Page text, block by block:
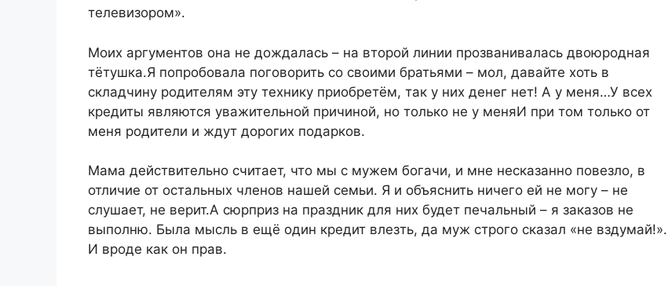
телевизором».
Моих аргументов она не дождалась – на второй линии прозванивалась двоюродная
тётушка.Я попробовала поговорить со своими братьями – мол, давайте хоть в
складчину родителям эту технику приобретём, так у них денег нет! А у меня…У всех
кредиты являются уважительной причиной, но только не у меняИ при том только от
меня родители и ждут дорогих подарков.
Мама действительно считает, что мы с мужем богачи, и мне несказанно повезло, в
отличие от остальных членов нашей семьи. Я и объяснить ничего ей не могу – не
слушает, не верит.А сюрприз на праздник для них будет печальный – я заказов не
выполню. Была мысль в ещё один кредит влезть, да муж строго сказал «не вздумай!».
И вроде как он прав.